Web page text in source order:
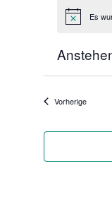
HinweisEs
Vorherige